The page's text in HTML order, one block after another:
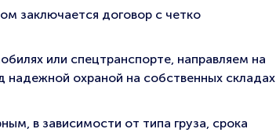
заключается договор с четко
или спецтранспорте, направляем на
надежной охраной на собственных складах
в зависимости от типа груза, срока